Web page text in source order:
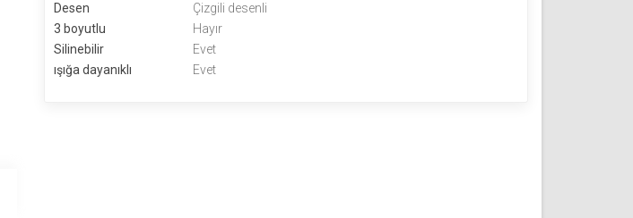
Desen
Çizgili desenli
3 boyutlu
Hayır
Silinebilir
Evet
ışığa dayanıklı
Evet